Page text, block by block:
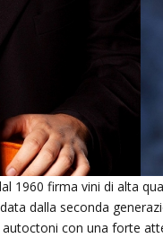
1960 firma vini di alta
dalla seconda
con una forte